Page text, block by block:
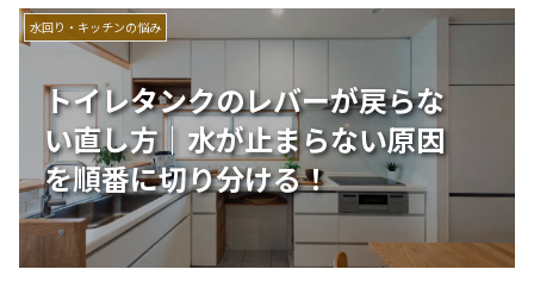
トイレタンクのレバーが戻らな
い直し方｜水が止まらない原因
を順番に切り分ける！
水回り・キッチンの悩み